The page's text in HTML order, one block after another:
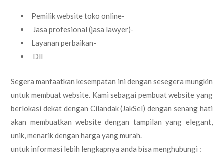
Pemilik website toko online-
Jasa profesional (jasa lawyer)-
Layanan perbaikan-
Dll
Segera manfaatkan kesempatan ini dengan sesegera mungkin
untuk membuat website. Kami sebagai pembuat website yang
berlokasi dekat dengan Cilandak (JakSel) dengan senang hati
akan membuatkan website dengan tampilan yang elegant,
unik, menarik dengan harga yang murah.
untuk informasi lebih lengkapnya anda bisa menghubungi :